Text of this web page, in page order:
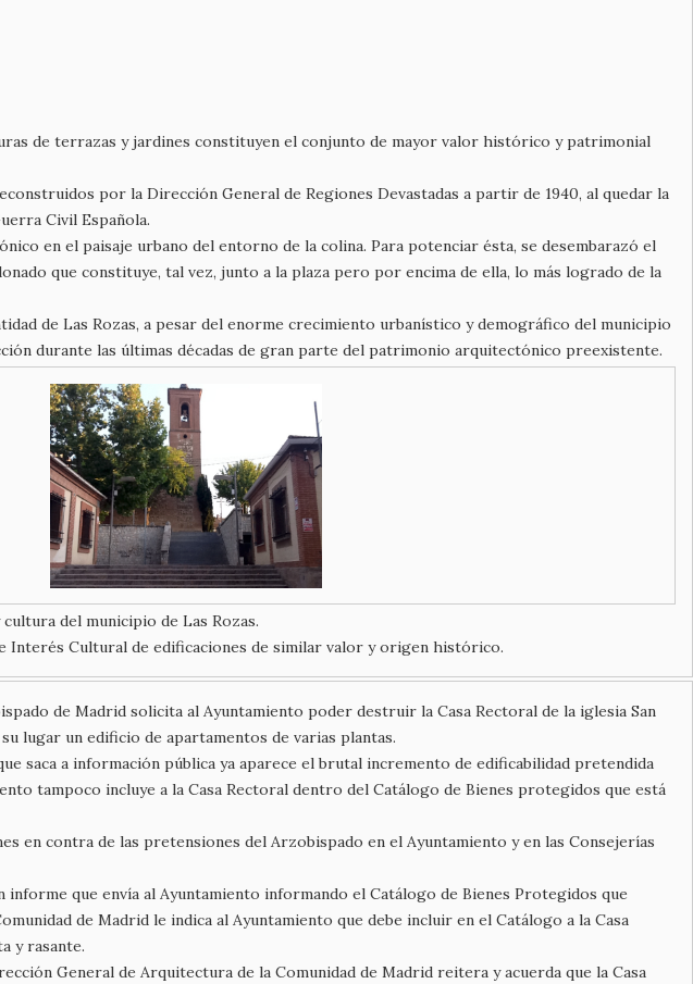
de terrazas y jardines constituyen el conjunto de mayor valor histórico y patrimonial
por la Dirección General de Regiones Devastadas a partir de 1940, al quedar la
Civil Española.
en el paisaje urbano del entorno de la colina. Para potenciar ésta, se desembarazó el
que constituye, tal vez, junto a la plaza pero por encima de ella, lo más logrado de la
de Las Rozas, a pesar del enorme crecimiento urbanístico y demográfico del municipio
durante las últimas décadas de gran parte del patrimonio arquitectónico preexistente.
del municipio de Las Rozas.
Interés Cultural de edificaciones de similar valor y origen histórico.
de Madrid solicita al Ayuntamiento poder destruir la Casa Rectoral de la iglesia San
lugar un edificio de apartamentos de varias plantas.
saca a información pública ya aparece el brutal incremento de edificabilidad pretendida
tampoco incluye a la Casa Rectoral dentro del Catálogo de Bienes protegidos que está
en contra de las pretensiones del Arzobispado en el Ayuntamiento y en las Consejerías
que envía al Ayuntamiento informando el Catálogo de Bienes Protegidos que
de Madrid le indica al Ayuntamiento que debe incluir en el Catálogo a la Casa
y rasante.
General de Arquitectura de la Comunidad de Madrid reitera y acuerda que la Casa